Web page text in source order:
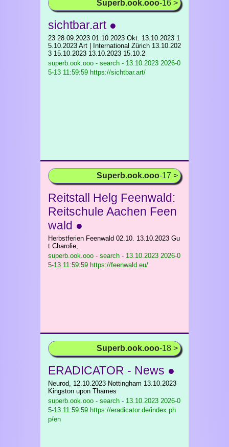
Superb.ook.ooo-16 >
sichtbar.art ●
23 28.09.2023 01.10.2023 Okt. 13.10.2023 1
5.10.2023 Art | International Zürich 13.10.202
3 15.10.2023 13.10.2023 15.10.2
superb.ook.ooo - search - 13.10.2023 2026-0
5-13 11:59:59 https://sichtbar.art/
Superb.ook.ooo-17 >
Reitstall Helg Feenwald:
Reitschule Aachen Feen
wald ●
Herbstferien Feenwald 02.10. 13.10.2023 Gu
t Charolie,
superb.ook.ooo - search - 13.10.2023 2026-0
5-13 11:59:59 https://feenwald.eu/
Superb.ook.ooo-18 >
ERADICATOR - News ●
Neurod, 12.10.2023 Nottingham 13.10.2023
Kingston upon Thames
superb.ook.ooo - search - 13.10.2023 2026-0
5-13 11:59:59 https://eradicator.de/index.ph
p/en